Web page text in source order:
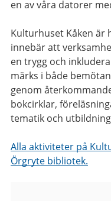
en av våra datorer
Kulturhuset Kåken är
innebär att
en trygg och
märks i både
genom
bokcirklar,
tematik och
Alla aktiviteter på
Örgryte bibliotek.